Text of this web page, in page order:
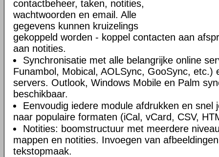
contactbeheer, taken, notities,
wachtwoorden en email. Alle
gegevens kunnen kruizelings
gekoppeld worden - koppel contacten aan
aan notities.
Synchronisatie met alle belangrijke online
Funambol, Mobical, AOLSync, GooSync, etc.)
servers. Outlook, Windows Mobile en Palm
beschikbaar.
Eenvoudig iedere module afdrukken en snel
naar populaire formaten (iCal, vCard, CSV,
Notities: boomstructuur met meerdere
mappen en notities. Invoegen van
tekstopmaak.